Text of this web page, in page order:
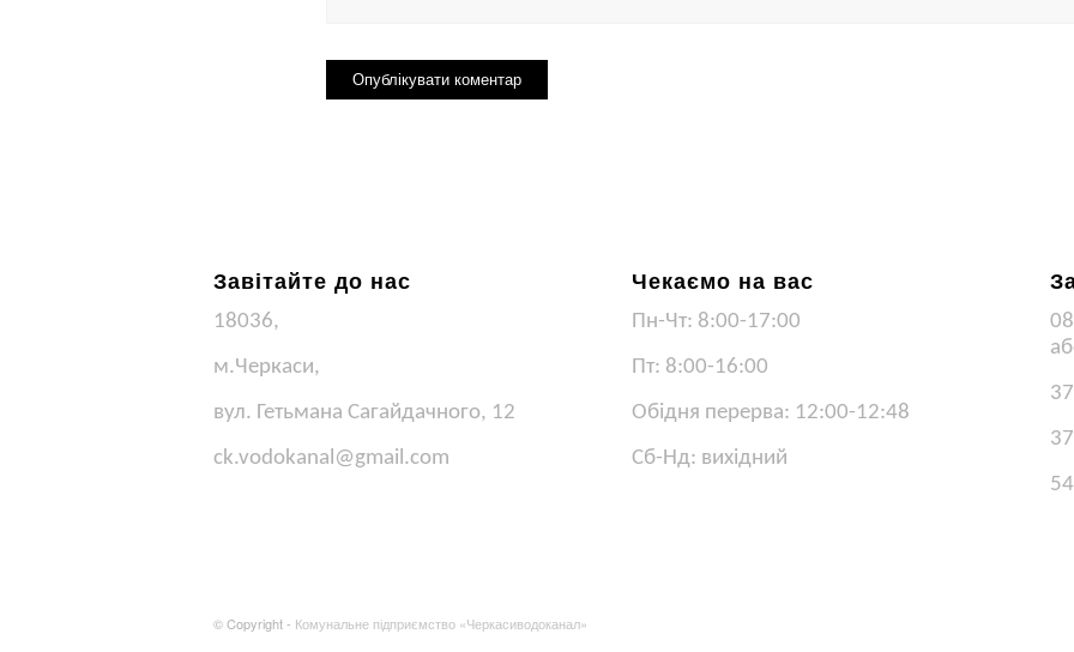
Завітайте до нас
18036,
м.Черкаси,
вул. Гетьмана Сагайдачного, 12
ck.vodokanal@gmail.com
Чекаємо на вас
Пн-Чт: 8:00-17:00
Пт: 8:00-16:00
Обідня перерва: 12:00-12:48
Сб-Нд: вихідний
© Copyright - Комунальне підприємство «Черкасиводоканал»